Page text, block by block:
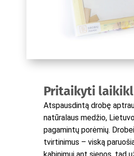
Pritaikyti
Atspausdintą drobę
natūralaus medžio,
pagamintų porėmių.
tvirtinimus – viską